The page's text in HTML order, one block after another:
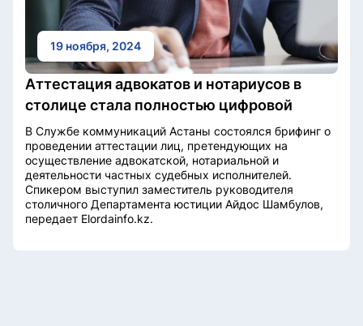
19 ноября, 2024
Аттестация адвокатов и нотариусов в
столице стала полностью цифровой
В Службе коммуникаций Астаны состоялся брифинг о
проведении аттестации лиц, претендующих на
осуществление адвокатской, нотариальной и
деятельности частных судебных исполнителей.
Спикером выступил заместитель руководителя
столичного Департамента юстиции Айдос Шамбулов,
передает Elordainfo.kz.